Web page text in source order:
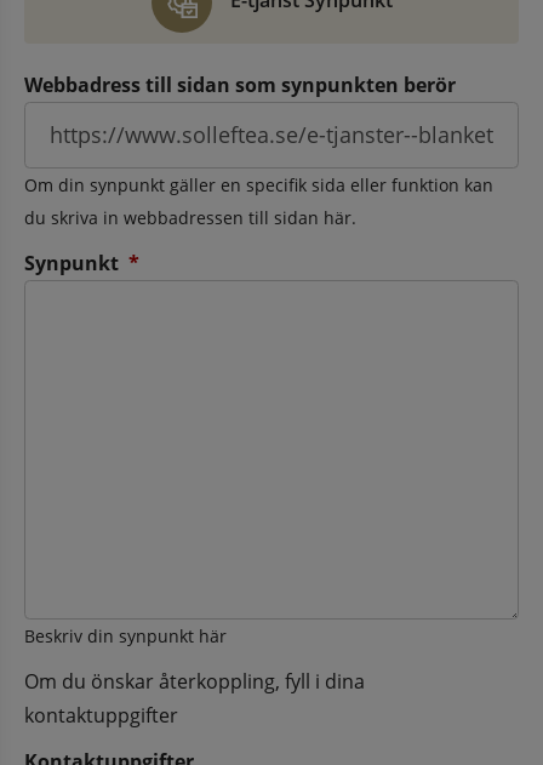
Webbadress till sidan som synpunkten berör
Om din synpunkt gäller en specifik sida eller funktion kan
du skriva in webbadressen till sidan här.
Synpunkt *
Beskriv din synpunkt här
Om du önskar återkoppling, fyll i dina
kontaktuppgifter